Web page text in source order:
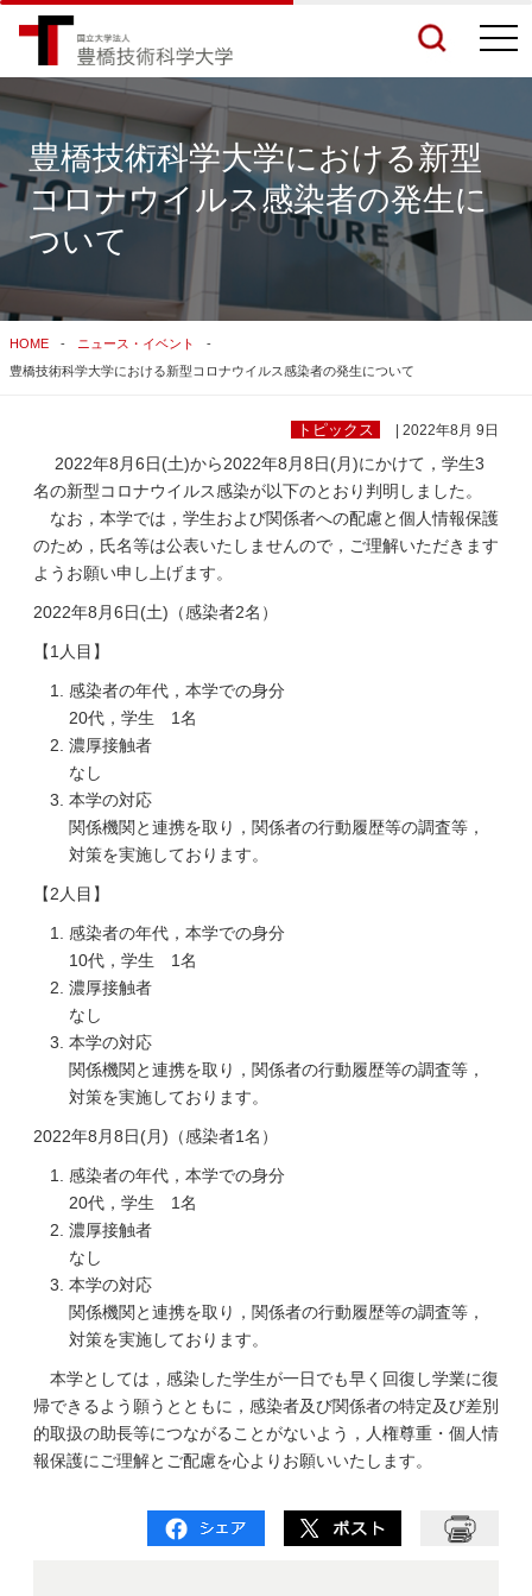
検索結果をもっと見る
関連サイトすべてを検索する
豊橋技術科学大学における新型
コロナウイルス感染者の発生に
ついて
HOME
ニュース・イベント
豊橋技術科学大学における新型コロナウイルス感染者の発生について
トピックス | 2022年8月 9日
2022年8月6日(土)から2022年8月8日(月)にかけて，学生3
名の新型コロナウイルス感染が以下のとおり判明しました。
なお，本学では，学生および関係者への配慮と個人情報保護
のため，氏名等は公表いたしませんので，ご理解いただきます
ようお願い申し上げます。
2022年8月6日(土)（感染者2名）
【1人目】
感染者の年代，本学での身分
20代，学生 1名
濃厚接触者
なし
本学の対応
関係機関と連携を取り，関係者の行動履歴等の調査等，
対策を実施しております。
【2人目】
感染者の年代，本学での身分
10代，学生 1名
濃厚接触者
なし
本学の対応
関係機関と連携を取り，関係者の行動履歴等の調査等，
対策を実施しております。
2022年8月8日(月)（感染者1名）
感染者の年代，本学での身分
20代，学生 1名
濃厚接触者
なし
本学の対応
関係機関と連携を取り，関係者の行動履歴等の調査等，
対策を実施しております。
本学としては，感染した学生が一日でも早く回復し学業に復
帰できるよう願うとともに，感染者及び関係者の特定及び差別
的取扱の助長等につながることがないよう，人権尊重・個人情
報保護にご理解とご配慮を心よりお願いいたします。